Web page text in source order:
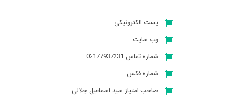
پست الکترونیکی
وب سایت
شماره تماس 02177937231
شماره فکس
صاحب امتیاز سید اسماعیل جلالی